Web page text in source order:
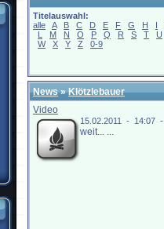
Titelauswahl:
alle
A B C D E F G H I
L
M N O P Q R S T U
W
X Y Z 0-9
News»Klötzlebauer
Video
15.02.2011 - 14:07 -
weit... ...